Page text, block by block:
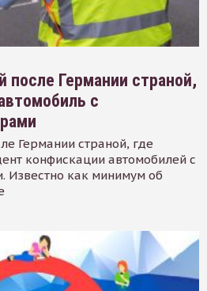
после Германии страной,
с
Германии страной, где
конфискации автомобилей с
Известно как минимум об